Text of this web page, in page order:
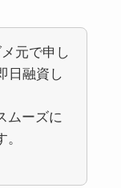
元で申し
日融資し
ムーズに